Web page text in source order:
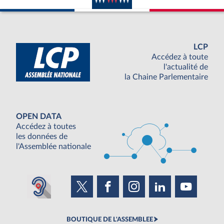
LCP
Accédez à toute
l'actualité de
la Chaine Parlementaire
OPEN DATA
Accédez à toutes
les données de
l'Assemblée nationale
BOUTIQUE DE L'ASSEMBLEE